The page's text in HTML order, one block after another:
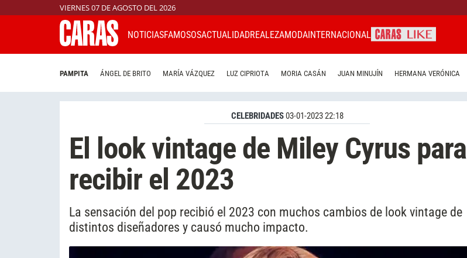
VIERNES 07 DE AGOSTO DEL 2026
NOTICIASFAMOSOSACTUALIDADREALEZAMODAINTERNACIONAL
PAMPITA ÁNGEL DE BRITO MARÍA VÁZQUEZ LUZ CIPRIOTA MORIA CASÁN JUAN MINUJÍN HERMANA VERÓNICA
CELEBRIDADES03-01-2023 22:18
El look vintage de Miley Cyrus para
recibir el 2023
La sensación del pop recibió el 2023 con muchos cambios de look vintage de
distintos diseñadores y causó mucho impacto.